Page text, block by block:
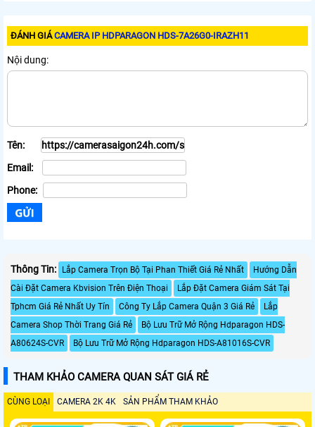
ĐÁNH GIÁCAMERA IP HDPARAGON HDS-7A26G0-IRAZH11
Nội dung:
Tên:
Email:
Phone:
Thông Tin: Lắp Camera Trọn Bộ Tại Phan Thiết Giá Rẻ Nhất
Hướng Dẫn
Cài Đặt Camera Kbvision Trên Điện Thoại
Lắp Đặt Camera Giám Sát Tại
Tphcm Giá Rẻ Nhất Uy Tín
Công Ty Lắp Camera Quận 3 Giá Rẻ
Lắp
Camera Shop Thời Trang Giá Rẻ
Bộ Lưu Trữ Mở Rộng Hdparagon HDS-
A80624S-CVR
Bộ Lưu Trữ Mở Rộng Hdparagon HDS-A81016S-CVR
THAM KHẢO CAMERA QUAN SÁT GIÁ RẺ
CÙNG LOẠI CAMERA 2K 4K SẢN PHẨM THAM KHẢO